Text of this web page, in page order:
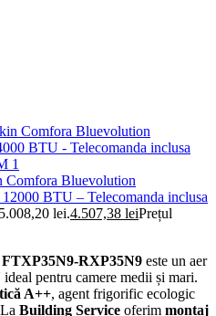
Comfora Bluevolution
BTU – Telecomanda inclusa
lei.4.507,38 leiPrețul
RXP35N9 este un aer
ideal pentru camere medii și mari.
A++, agent frigorific ecologic
Building Service oferim montaj